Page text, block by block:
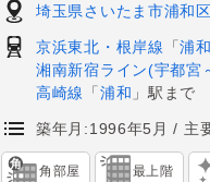
埼玉県さいたま市浦和区
京浜東北・根岸線 「浦和
湘南新宿ライン(宇都宮
高崎線
「 浦和 」駅まで
築年月:1996年5月 主
角部屋 最上階